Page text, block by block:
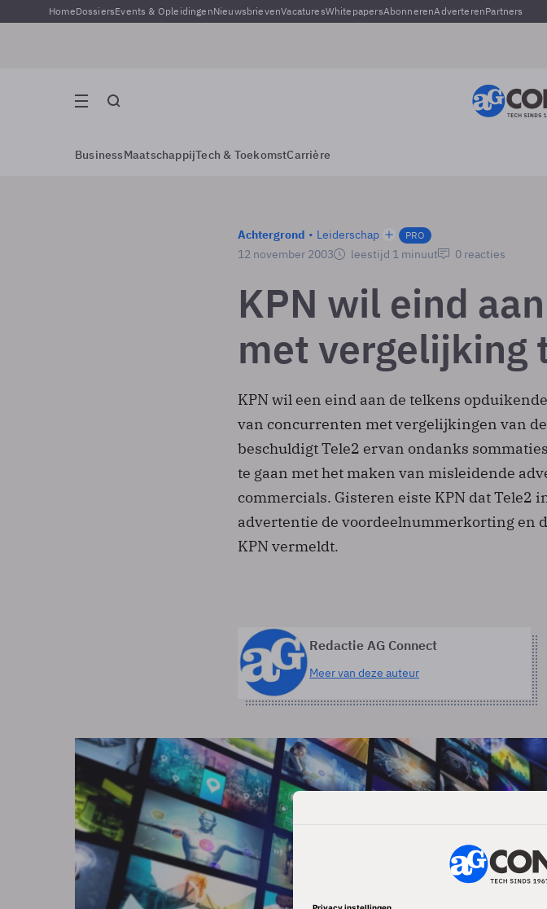
HomeDossiersEvents & OpleidingenNieuwsbrievenVacaturesWhitepapersAbonnerenAdverterenPartners
BusinessMaatschappijTech & ToekomstCarrière
Achtergrond Leiderschap PRO
12 november 2003 leestijd 1 minuut 0 reacties
KPN wil eind
met vergelijking
KPN wil een eind aan de telkens
van concurrenten met vergelijkingen van
beschuldigt Tele2 ervan ondanks
te gaan met het maken van misleidende
commercials. Gisteren eiste KPN dat Tele2
advertentie de voordeelnummerkorting en
KPN vermeldt.
Redactie AG Connect
Meer van deze auteur